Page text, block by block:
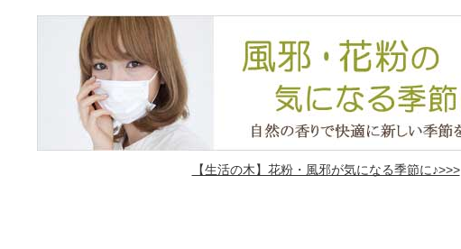
【生活の木】花粉・風邪が気になる季節に♪>>>